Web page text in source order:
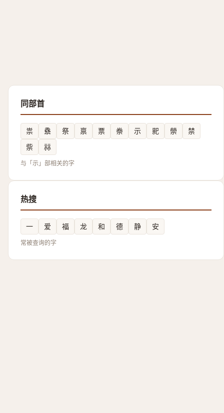
同部首
祟 䄟 祭 禀 票 䄅 示 䄐 禜
禁
祡
祘
与「示」部相关的字
热搜
一 爱 福 龙 和 德 静 安
常被查询的字